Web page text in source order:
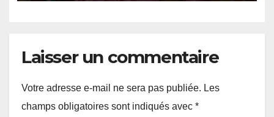
Laisser un commentaire
Votre adresse e-mail ne sera pas publiée. Les
champs obligatoires sont indiqués avec *